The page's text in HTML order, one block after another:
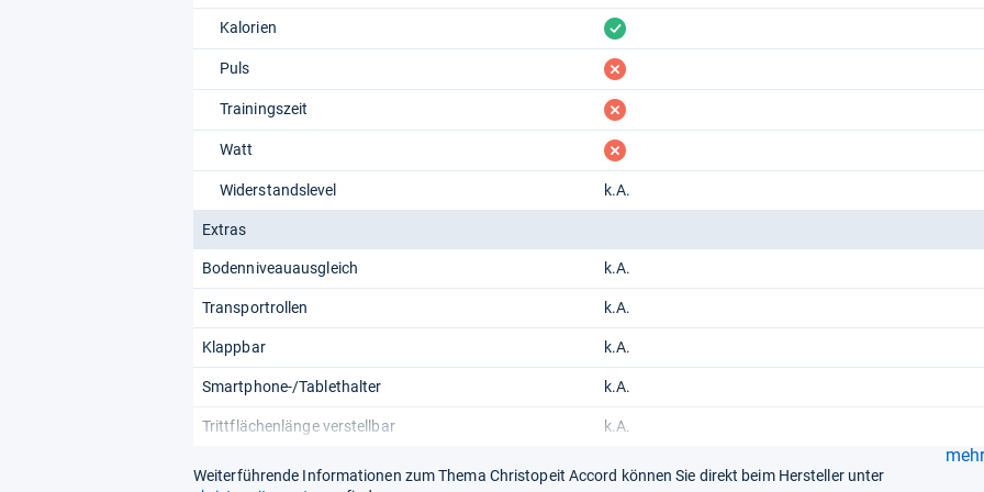
Kalorien vorhanden
Puls fehlt
Trainingszeit fehlt
Watt fehlt
Widerstandslevel k.A.
Extras
Bodenniveauausgleich k.A.
Transportrollen k.A.
Klappbar k.A.
Smartphone-/Tablethalter k.A.
Trittflächenlänge verstellbar k.A.
Weiterführende Informationen zum Thema Christopeit Accord können Sie direkt beim Hersteller unter